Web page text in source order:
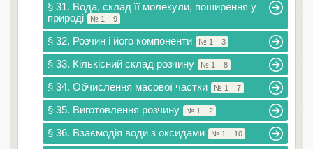
§ 31. Вода, склад її молекули, поширення у
природі
№ 1 – 9
§ 32. Розчин і його компоненти № 1 – 3
§ 33. Кількісний склад розчину № 1 – 8
§ 34. Обчислення масової частки № 1 – 7
§ 35. Виготовлення розчину № 1 – 2
§ 36. Взаємодія води з оксидами № 1 – 10